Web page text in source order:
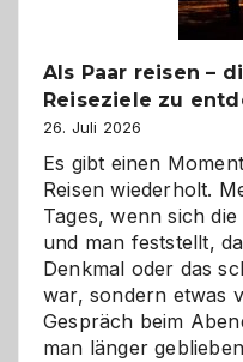
Als Paar reisen –
Reiseziele zu
26. Juli 2026
Es gibt einen
Reisen wiederholt.
Tages, wenn sich
und man feststellt,
Denkmal oder das
war, sondern etwas
Gespräch beim
man länger